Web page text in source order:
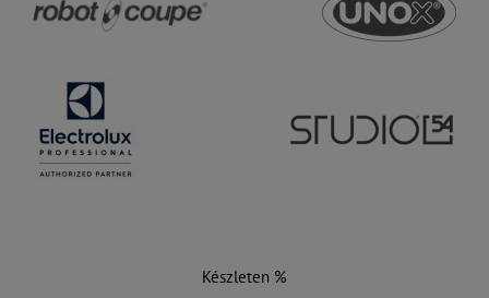
Készleten %